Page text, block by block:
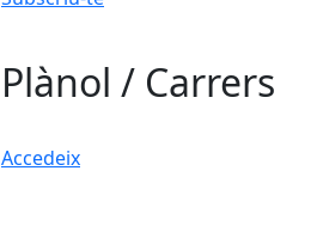
Plànol / Carrers
Accedeix